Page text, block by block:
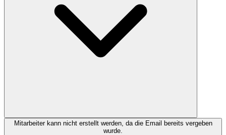
Mitarbeiter kann nicht erstellt werden, da die Email bereits vergeben
wurde.